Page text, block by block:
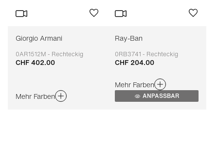
Giorgio Armani
0AR1512M - Rechteckig
Anpassbar
CHF 402.00
Mehr Farben
Ray-Ban
0RB3741 - Rechteckig
Anpassbar
CHF 204.00
Mehr Farben
ANPASSBAR